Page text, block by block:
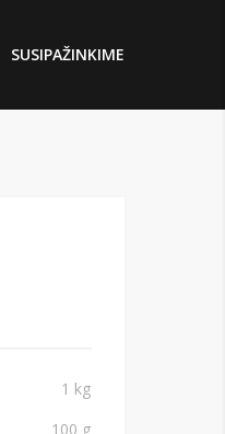
SUSIPAŽINKIME
1 kg
100 g